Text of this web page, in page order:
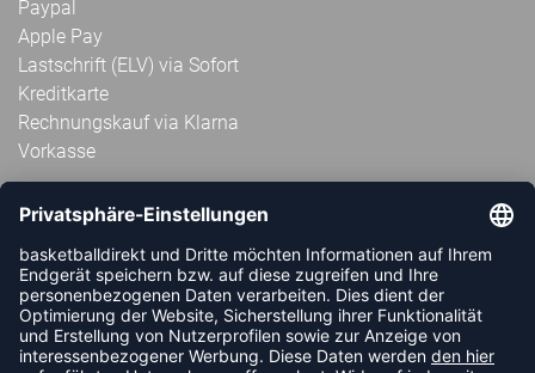
Paypal
Apple Pay
Lastschrift (ELV) via Sofort
Kreditkarte
Rechnungskauf via Klarna
Vorkasse
ABONNIERE JETZT DEN KOSTENLOSEN
HANDBALLDIREKT-NEWSLETTER UND VERPASSE KEINE
NEUIGKEIT ODER AKTION MEHR.
JETZT ANMELDEN